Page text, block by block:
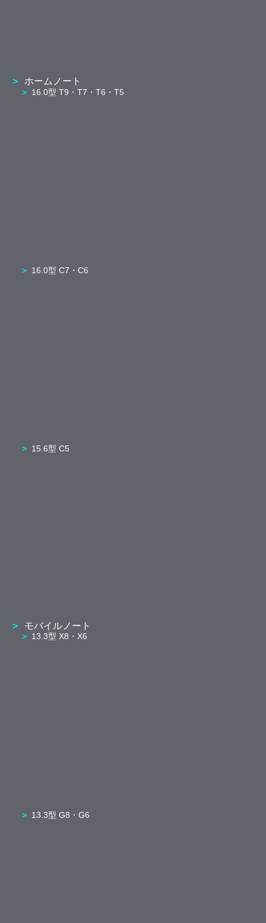
ホームノート
16.0型 T9・T7・T6・T5
16.0型 C7・C6
15.6型 C5
モバイルノート
13.3型 X8・X6
13.3型 G8・G6